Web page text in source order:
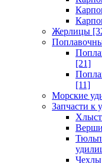
Жерлицы
[21]
[11]
Морские
Запчасти к